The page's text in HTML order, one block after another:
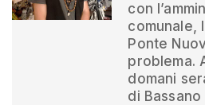
con
comunale,
Ponte
problema.
domani
di